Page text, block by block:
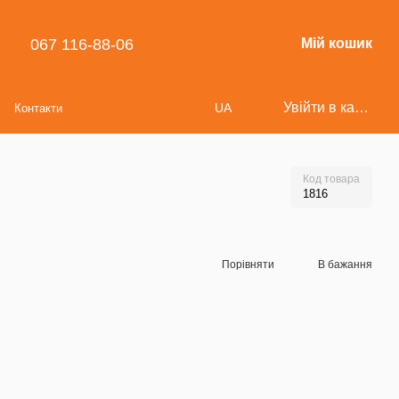
067 116-88-06 Мій кошик
Контакти UA Увійти в кабінет
Код товара
1816
Порівняти В бажання